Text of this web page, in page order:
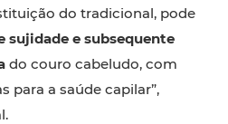
do tradicional, pode
sujidade e subsequente
do couro cabeludo, com
para a saúde capilar”,